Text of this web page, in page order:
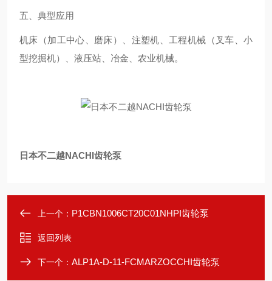
五、典型应用
机床（加工中心、磨床）、注塑机、工程机械（叉车、小
型挖掘机）、液压站、冶金、农业机械。
日本不二越NACHI齿轮泵
上一个： P1CBN1006CT20C01NHPI齿轮泵
返回列表
下一个： ALP1A-D-11-FCMARZOCCHI齿轮泵